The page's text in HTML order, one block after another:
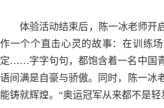
体验活动结束后，陈一冰老师开
作一个个直击心灵的故事：在训练
定……字字句句，都饱含着一名中国
语间满是自豪与骄傲。同时，陈一
能铸就辉煌。“奥运冠军从来都不是